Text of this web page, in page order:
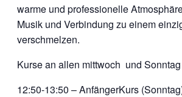
warme und professionelle
Musik und Verbindung zu einem
verschmelzen.
Kurse an allen mittwoch und Sonntag
12:50-13:50 – AnfängerKurs